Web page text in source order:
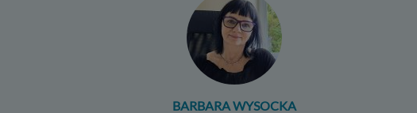
BARBARA WYSOCKA
stroną. Umowa to, w naszym przypadku, regulamin serwisu i
stronach ofertowych danej usługi. Jeśli zatem zawieramy z Tobą
realizację danej usługi, to możemy przetwarzać Twoje dane w zakresie
niezbędnym do realizacji tej umowy. W przypadku, gdy zakładasz u
to umowa o dostarczenie tego konta upoważnia nas do przetwarzania
w profilu tego konta). Bez tej możliwości nie bylibyśmy w stanie